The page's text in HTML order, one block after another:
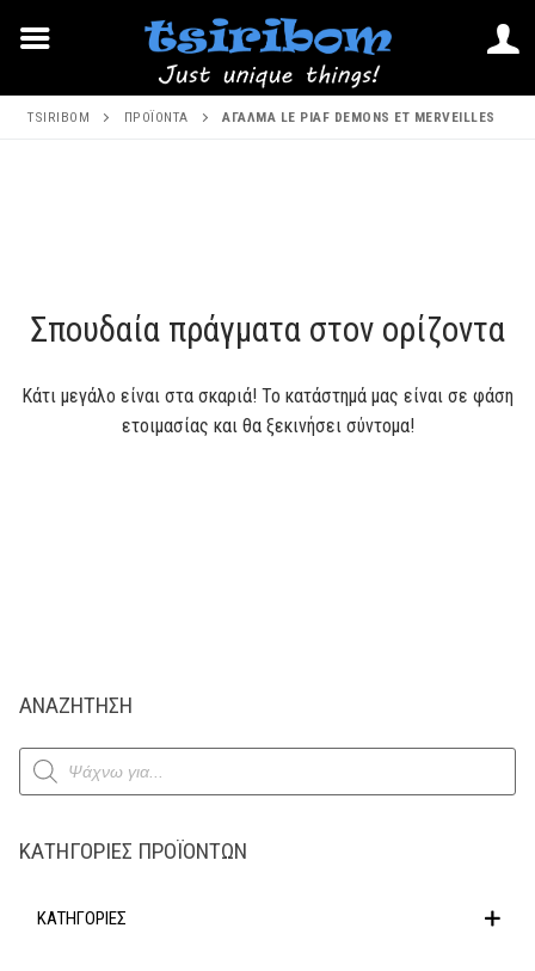
Μετάβαση
TSIRIBOM ΠΡΟΪΌΝΤΑ ΑΓΑΛΜΑ LE PIAF DEMONS ET MERVEILLES
Σπουδαία πράγματα στον ορίζοντα
Κάτι μεγάλο είναι στα σκαριά! Το κατάστημά μας είναι σε φάση
ετοιμασίας και θα ξεκινήσει σύντομα!
ΑΝΑΖΗΤΗΣΗ
Products
search
ΚΑΤΗΓΟΡΊΕΣ ΠΡΟΪΌΝΤΩΝ
ΚΑΤΗΓΟΡΙΕΣ